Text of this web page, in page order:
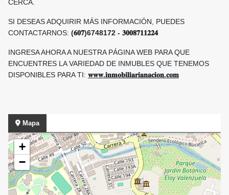
CERCA.
SI DESEAS ADQUIRIR MÁS INFORMACIÓN, PUEDES
CONTACTARNOS: (𝟔𝟎𝟕)6748172 - 𝟑𝟎𝟎𝟖𝟕𝟏𝟏𝟐𝟐𝟒
INGRESA AHORA A NUESTRA PÁGINA WEB PARA QUE
ENCUENTRES LA VARIEDAD DE INMUBLES QUE TENEMOS
DISPONIBLES PARA TI: 𝐰𝐰𝐰.𝐢𝐧𝐦𝐨𝐛𝐢𝐥𝐢𝐚𝐫𝐢𝐚𝐧𝐚𝐜𝐢𝐨𝐧.𝐜𝐨𝐦
Mapa
+
−